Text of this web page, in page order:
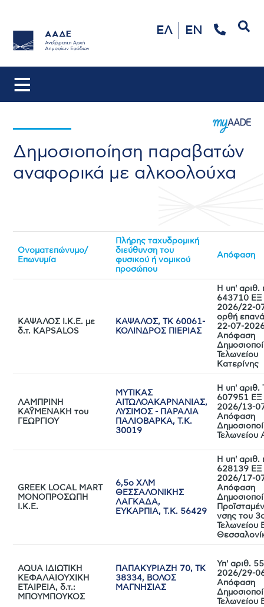
ΕΛ EN
Δημοσιοποίηση παραβατών
αναφορικά με αλκοολούχα
Ονοματεπώνυμο/
Επωνυμία
Πλήρης ταχυδρομική
διεύθυνση του
φυσικού ή νομικού
προσώπου
Απόφαση
ΚΑΨΑΛΟΣ Ι.Κ.Ε. με
δ.τ. KAPSALOS
ΚΑΨΑΛΟΣ, ΤΚ 60061-
ΚΟΛΙΝΔΡΟΣ ΠΙΕΡΙΑΣ
Η υπ' αριθ.
643710 ΕΞ
2026/22-
ορθή
22-07-
Απόφαση
Τελωνείου
Κατερίνης
ΛΑΜΠΡΙΝΗ
ΚΑΫΜΕΝΑΚΗ του
ΓΕΩΡΓΙΟΥ
ΜΥΤΙΚΑΣ
ΑΙΤΩΛΟΑΚΑΡΝΑΝΙΑΣ,
ΛΥΣΙΜΟΣ - ΠΑΡΑΛΙΑ
ΠΑΛΙΟΒΑΡΚΑ, Τ.Κ.
30019
Η υπ'
607951 ΕΞ
2026/13-
Απόφαση
Τελωνείου
GREEK LOCAL MART
MONΟΠΡΟΣΩΠΗ
I.K.E.
6,5ο ΧΛΜ
ΘΕΣΣΑΛΟΝΙΚΗΣ
ΛΑΓΚΑΔΑ,
ΕΥΚΑΡΠΙΑ, Τ.Κ. 56429
Η υπ' αριθ.
628139 ΕΞ
2026/17-
Απόφαση
νσης του
Τελωνείου
AQUA IΔΙΩΤΙΚΗ
ΚΕΦΑΛΑΙΟΥΧΙΚΗ
ΕΤΑΙΡΕΙΑ, δ.τ.:
ΜΠΟΥΜΠΟΥΚΟΣ
ΠΑΠΑΚΥΡΙΑΖΗ 70, ΤΚ
38334, ΒΟΛΟΣ
ΜΑΓΝΗΣΙΑΣ
Υπ' αριθ.
2026/29-
Απόφαση
Τελωνείου